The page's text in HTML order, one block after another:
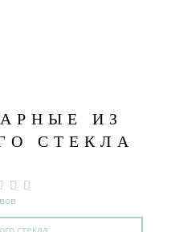
ИЗ
СТЕКЛА